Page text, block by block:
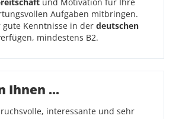
Aufgaben mitbringen.
gute Kenntnisse in der deutschen
mindestens B2.
Ihnen ...
interessante und sehr